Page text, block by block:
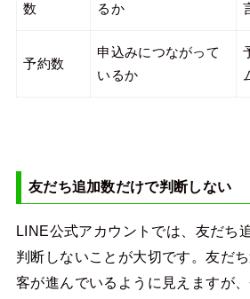
数
るか
予約数
申込みにつながって
いるか
友だち追加数だけで判断しない
LINE公式アカウントでは、友だち
判断しないことが大切です。友だ
客が進んでいるように見えますが